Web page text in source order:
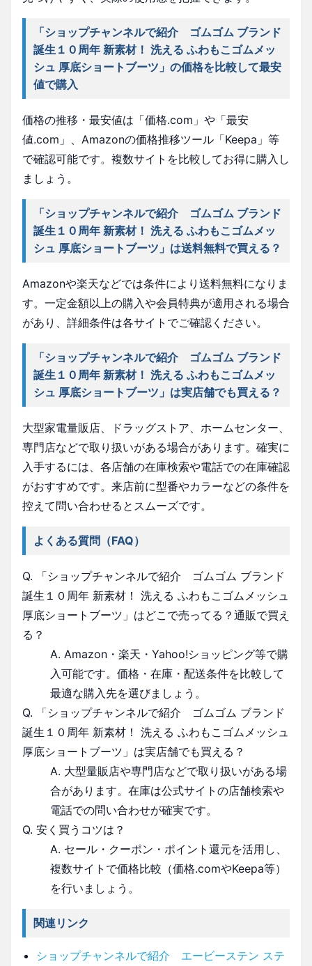
「ショップチャンネルで紹介 ゴムゴム ブランド
誕生１０周年 新素材！ 洗える ふわもこゴムメッ
シュ 厚底ショートブーツ」の価格を比較して最安
値で購入
価格の推移・最安値は「価格.com」や「最安
値.com」、Amazonの価格推移ツール「Keepa」等
で確認可能です。複数サイトを比較してお得に購入し
ましょう。
「ショップチャンネルで紹介 ゴムゴム ブランド
誕生１０周年 新素材！ 洗える ふわもこゴムメッ
シュ 厚底ショートブーツ」は送料無料で買える？
Amazonや楽天などでは条件により送料無料になりま
す。一定金額以上の購入や会員特典が適用される場合
があり、詳細条件は各サイトでご確認ください。
「ショップチャンネルで紹介 ゴムゴム ブランド
誕生１０周年 新素材！ 洗える ふわもこゴムメッ
シュ 厚底ショートブーツ」は実店舗でも買える？
大型家電量販店、ドラッグストア、ホームセンター、
専門店などで取り扱いがある場合があります。確実に
入手するには、各店舗の在庫検索や電話での在庫確認
がおすすめです。来店前に型番やカラーなどの条件を
控えて問い合わせるとスムーズです。
よくある質問（FAQ）
Q. 「ショップチャンネルで紹介 ゴムゴム ブランド
誕生１０周年 新素材！ 洗える ふわもこゴムメッシュ
厚底ショートブーツ」はどこで売ってる？通販で買え
る？
A. Amazon・楽天・Yahoo!ショッピング等で購
入可能です。価格・在庫・配送条件を比較して
最適な購入先を選びましょう。
Q. 「ショップチャンネルで紹介 ゴムゴム ブランド
誕生１０周年 新素材！ 洗える ふわもこゴムメッシュ
厚底ショートブーツ」は実店舗でも買える？
A. 大型量販店や専門店などで取り扱いがある場
合があります。在庫は公式サイトの店舗検索や
電話での問い合わせが確実です。
Q. 安く買うコツは？
A. セール・クーポン・ポイント還元を活用し、
複数サイトで価格比較（価格.comやKeepa等）
を行いましょう。
関連リンク
ショップチャンネルで紹介 エービーステン ステ